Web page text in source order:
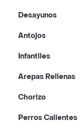
Desayunos
Antojos
Infantiles
Arepas Rellenas
Chorizo
Perros Calientes